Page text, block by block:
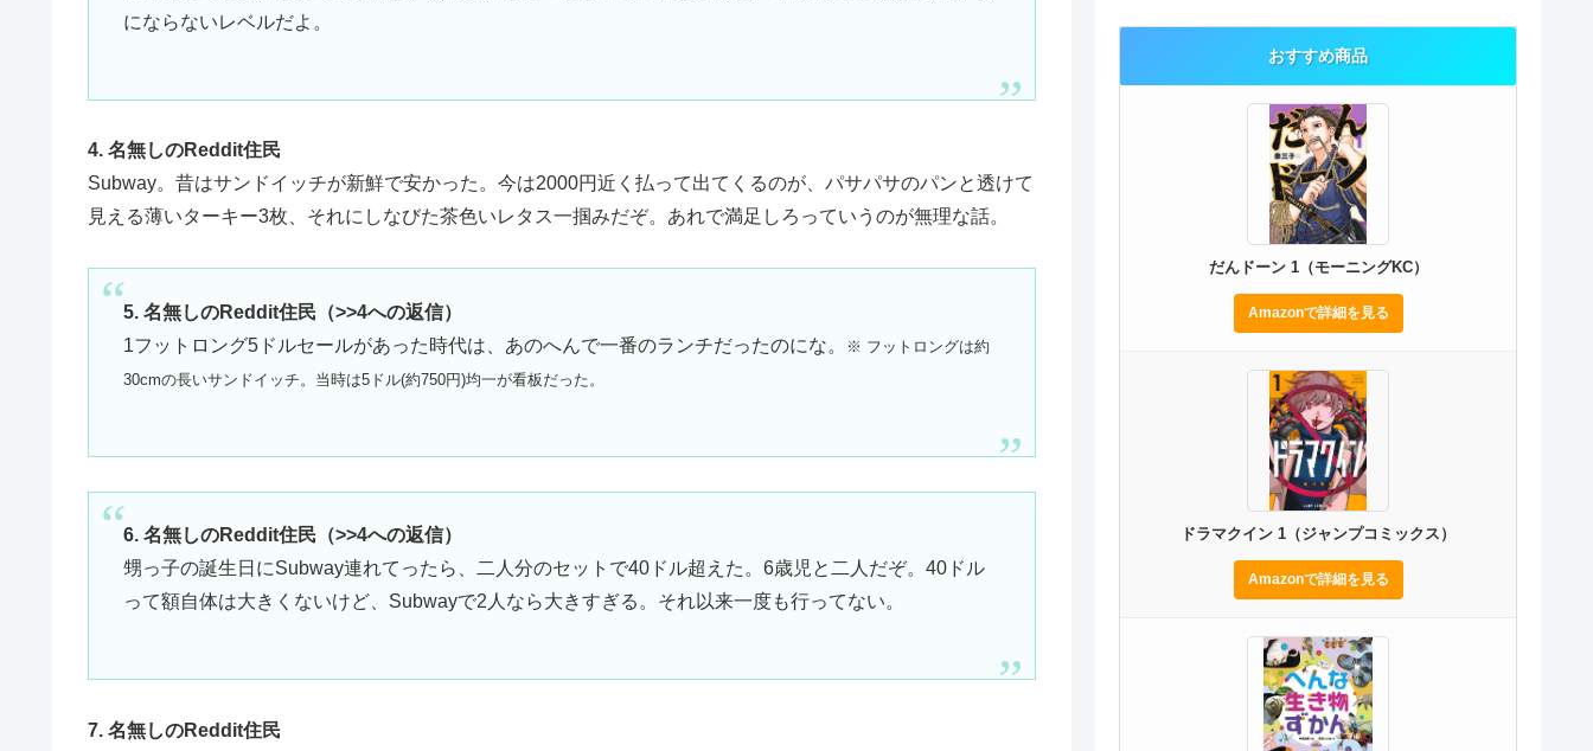
にならないレベルだよ。
4. 名無しのReddit住民
Subway。昔はサンドイッチが新鮮で安かった。今は2000円近く払って出てくるのが、パサパサのパンと透けて
見える薄いターキー3枚、それにしなびた茶色いレタス一掴みだぞ。あれで満足しろっていうのが無理な話。
5. 名無しのReddit住民（>>4への返信）
1フットロング5ドルセールがあった時代は、あのへんで一番のランチだったのにな。
※ フットロングは約
30cmの長いサンドイッチ。当時は5ドル(約750円)均一が看板だった。
6. 名無しのReddit住民（>>4への返信）
甥っ子の誕生日にSubway連れてったら、二人分のセットで40ドル超えた。6歳児と二人だぞ。40ドル
って額自体は大きくないけど、Subwayで2人なら大きすぎる。それ以来一度も行ってない。
7. 名無しのReddit住民
おすすめ商品
だんドーン 1（モーニングKC）
Amazonで詳細を見る
ドラマクイン 1（ジャンプコミックス）
Amazonで詳細を見る